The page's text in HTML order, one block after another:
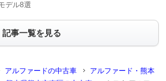
デル8選
記事一覧を見る
アルファードの中古車
アルファード・熊本